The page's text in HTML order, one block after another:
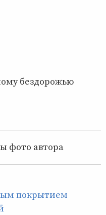
бездорожью
фото автора
покрытием